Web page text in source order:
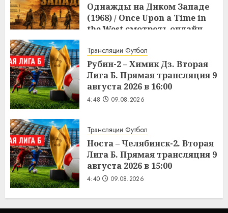
Однажды на Диком Западе
(1968) / Once Upon a Time in
the West смотреть онлайн
Трансляции Футбол
Рубин-2 – Химик Дз. Вторая
Лига Б. Прямая трансляция 9
августа 2026 в 16:00
4:48 09.08.2026
Трансляции Футбол
Носта – Челябинск-2. Вторая
Лига Б. Прямая трансляция 9
августа 2026 в 15:00
4:40 09.08.2026